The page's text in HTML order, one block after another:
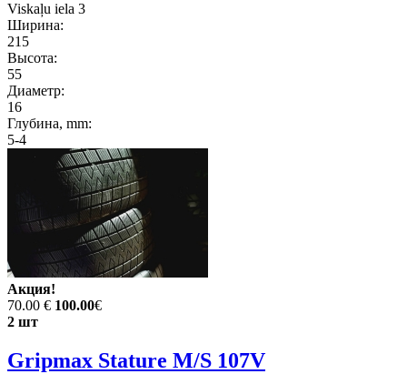
Viskaļu iela 3
Ширина:
215
Высота:
55
Диаметр:
16
Глубина, mm:
5-4
Акция!
70.00 € 100.00€
2 шт
Gripmax Stature M/S 107V